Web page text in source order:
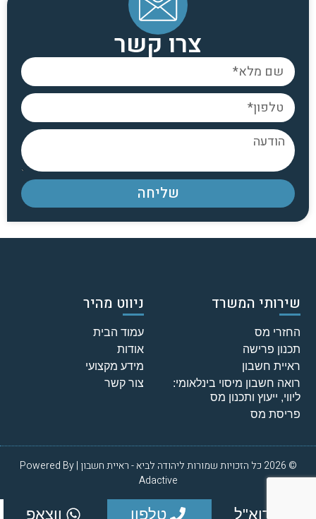
צרו קשר
שליחה
ניווט מהיר
עמוד הבית
אודות
מידע מקצועי
צור קשר
שירותי המשרד
החזרי מס
תכנון פרישה
ראיית חשבון
רואה חשבון מיסוי בינלאומי:
ליווי, ייעוץ ותכנון מס
פריסת מס
© 2026 כל הזכויות שמורות ליהודה לביא - ראיית חשבון | Powered By
Adactive
דוא"ל טלפון ווצאפ